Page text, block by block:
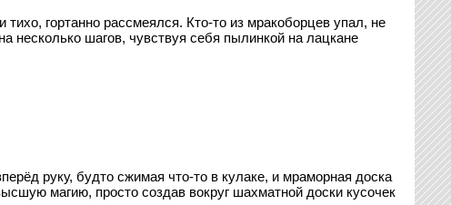
гортанно рассмеялся. Кто-то из мракоборцев упал, не
несколько шагов, чувствуя себя пылинкой на лацкане
руку, будто сжимая что-то в кулаке, и мраморная доска
магию, просто создав вокруг шахматной доски кусочек